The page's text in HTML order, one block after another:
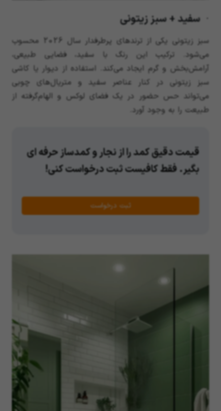
· سفید + سبز زیتونی
سبز زیتونی یکی از ترندهای پرطرفدار سال 2026 محسوب
می‌شود. ترکیب این رنگ با سفید، فضایی طبیعی،
آرامش‌بخش و گرم ایجاد می‌کند. استفاده از دیوار یا کاشی
سبز زیتونی در کنار عناصر سفید و متریال‌های چوبی
می‌تواند حس حضور در یک فضای لوکس و الهام‌گرفته از
طبیعت را به وجود آورد.
قیمت دقیق کمد را از نجار و کمدساز حرفه ای
بگیر. فقط کافیست ثبت درخواست کنی!
ثبت درخواست